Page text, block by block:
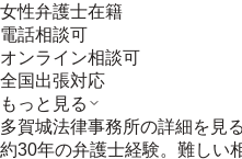
女性弁護士在籍
電話相談可
オンライン相談可
全国出張対応
もっと見る
多賀城法律事務所の詳細を見る
約30年の弁護士経験。難しい